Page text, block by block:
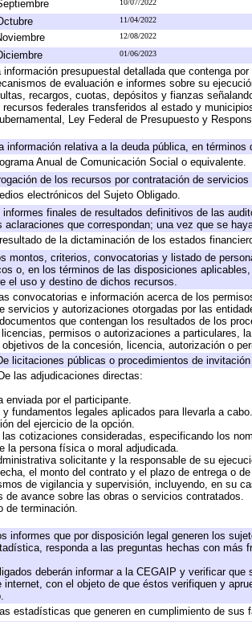
10/07/2022
11/04/2022
12/08/2022
01/06/2023
presupuestal detallada que contenga
de evaluación e informes sobre su
recargos, cuotas, depósitos y fianzas
federales transferidos al estado y
Ley Federal de Presupuesto y
información relativa a la deuda pública, en términos
Anual de Comunicación Social o equivalente.
de los recursos por contratación de
electrónicos del Sujeto Obligado.
finales de resultados definitivos de las
aclaraciones que correspondan; una vez que se
de la dictaminación de los estados
montos, criterios, convocatorias y listado de
o, en los términos de las disposiciones
el uso y destino de dichos recursos.
convocatorias e información acerca de los
servicios y autorizaciones otorgadas por las
que contengan los resultados de los
permisos o autorizaciones a particulares,
de la concesión, licencia, autorización o
licitaciones públicas o procedimientos de
las adjudicaciones directas:
enviada por el participante.
fundamentos legales aplicados para llevarla a cabo.
del ejercicio de la opción.
cotizaciones consideradas, especificando los
la persona física o moral adjudicada.
solicitante y la responsable de su
el monto del contrato y el plazo de entrega o
de vigilancia y supervisión, incluyendo, en su
de avance sobre las obras o servicios contratados.
de terminación.
informes que por disposición legal generen los
responda a las preguntas hechas con más
deberán informar a la CEGAIP y verificar
internet, con el objeto de que éstos verifiquen y
estadísticas que generen en cumplimiento de